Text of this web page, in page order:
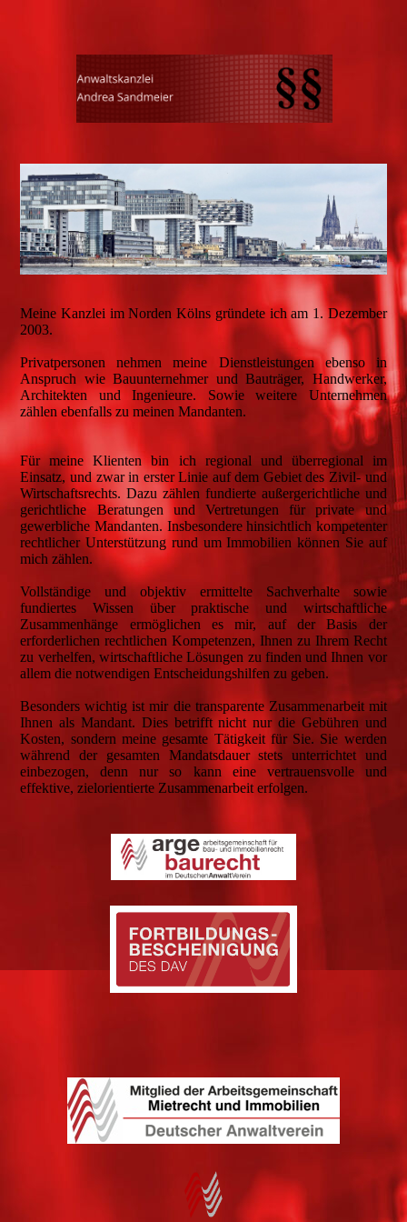
Meine Kanzlei im Norden Kölns gründete ich am 1. Dezember
2003.
Privatpersonen nehmen meine Dienstleistungen ebenso in
Anspruch wie Bauunternehmer und Bauträger, Handwerker,
Architekten und Ingenieure. Sowie weitere Unternehmen
zählen ebenfalls zu meinen Mandanten.
Für meine Klienten bin ich regional und überregional im
Einsatz, und zwar in erster Linie auf dem Gebiet des Zivil- und
Wirtschaftsrechts. Dazu zählen fundierte außergerichtliche und
gerichtliche Beratungen und Vertretungen für private und
gewerbliche Mandanten. Insbesondere hinsichtlich kompetenter
rechtlicher Unterstützung rund um Immobilien können Sie auf
mich zählen.
Vollständige und objektiv ermittelte Sachverhalte sowie
fundiertes Wissen über praktische und wirtschaftliche
Zusammenhänge ermöglichen es mir, auf der Basis der
erforderlichen rechtlichen Kompetenzen, Ihnen zu Ihrem Recht
zu verhelfen, wirtschaftliche Lösungen zu finden und Ihnen vor
allem die notwendigen Entscheidungshilfen zu geben.
Besonders wichtig ist mir die transparente Zusammenarbeit mit
Ihnen als Mandant. Dies betrifft nicht nur die Gebühren und
Kosten, sondern meine gesamte Tätigkeit für Sie. Sie werden
während der gesamten Mandatsdauer stets unterrichtet und
einbezogen, denn nur so kann eine vertrauensvolle und
effektive, zielorientierte Zusammenarbeit erfolgen.